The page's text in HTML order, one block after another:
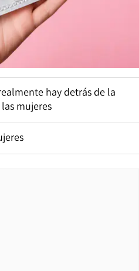
hay detrás de la
mujeres